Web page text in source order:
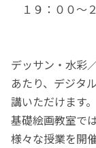
１９：００～
デッサン・水彩
あたり、デジタ
講いただけます。
基礎絵画教室で
様々な授業を開